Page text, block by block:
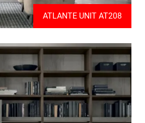
ATLANTE UNIT AT208